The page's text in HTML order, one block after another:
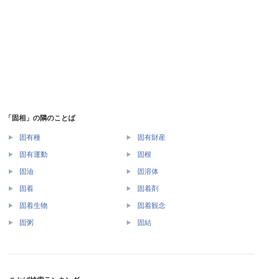
「固相」の隣のことば
固有種 固有財産
固有運動 固根
固油 固溶体
固着 固着剤
固着生物 固着観念
固粥 固結